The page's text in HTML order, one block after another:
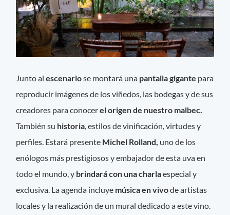
Junto alescenariose montará una pantalla gigante para
reproducir imágenes de los viñedos, las bodegas y de sus
creadores para conocerel origen de nuestro malbec.
También su historia , estilos de vinificación, virtudes y
perfiles. Estará presente Michel Rolland, uno de los
enólogos más prestigiosos y embajador de esta uva en
todo el mundo, y brindará con una charlaespecial y
exclusiva. La agenda incluye música en vivode artistas
locales y la realización de un mural dedicado a este vino.